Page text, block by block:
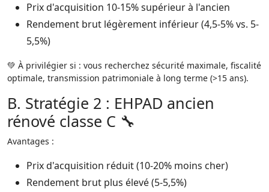
Prix d'acquisition 10-15% supérieur à l'ancien​
Rendement brut légèrement inférieur (4,5-5% vs. 5-
5,5%)​
💚 À privilégier si : vous recherchez sécurité maximale, fiscalité
optimale, transmission patrimoniale à long terme (>15 ans).​
B. Stratégie 2 : EHPAD ancien
rénové classe C 🔧
Avantages :
Prix d'acquisition réduit (10-20% moins cher)​
Rendement brut plus élevé (5-5,5%)​